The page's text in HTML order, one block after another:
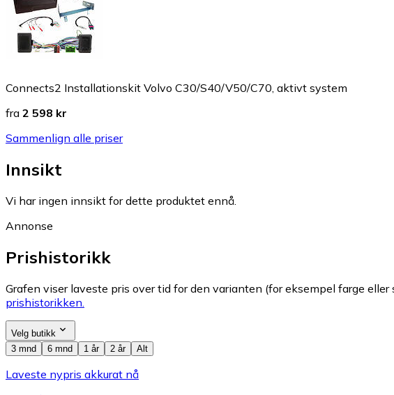
Connects2 Installationskit Volvo C30/S40/V50/C70, aktivt system
fra 2 598 kr
Sammenlign alle priser
Innsikt
Vi har ingen innsikt for dette produktet ennå.
Annonse
Prishistorikk
Grafen viser laveste pris over tid for den varianten (for eksempel farge
prishistorikken.
Velg butikk
3 mnd
6 mnd 1 år 2 år Alt
Laveste nypris akkurat nå